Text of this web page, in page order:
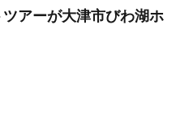
アーが大津市びわ湖ホ